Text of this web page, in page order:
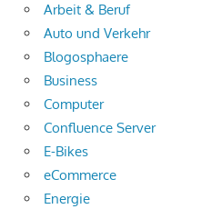
Arbeit & Beruf
Auto und Verkehr
Blogosphaere
Business
Computer
Confluence Server
E-Bikes
eCommerce
Energie